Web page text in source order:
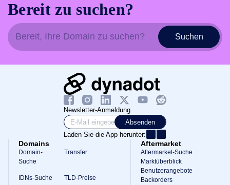
Bereit zu suchen?
Suchen
Newsletter-Anmeldung
Absenden
Laden Sie die App herunter:
Domains
Domain-
Suche
Transfer
IDNs-Suche TLD-Preise
Aftermarket
Aftermarket-Suche
Marktüberblick
Benutzerangebote
Backorders